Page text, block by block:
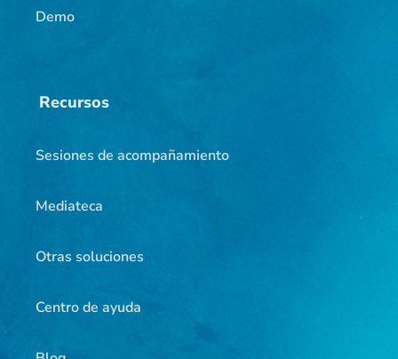
Demo
Recursos
Sesiones de acompañamiento
Mediateca
Otras soluciones
Centro de ayuda